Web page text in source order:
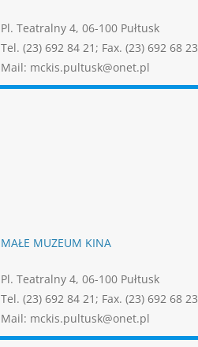
Pl. Teatralny 4, 06-100 Pułtusk
Tel. (23) 692 84 21; Fax. (23) 692 68 23
Mail: mckis.pultusk@onet.pl
MAŁE MUZEUM KINA
Pl. Teatralny 4, 06-100 Pułtusk
Tel. (23) 692 84 21; Fax. (23) 692 68 23
Mail: mckis.pultusk@onet.pl